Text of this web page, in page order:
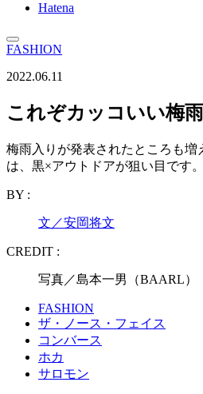
Hatena
FASHION
2022.06.11
これぞカッコいい梅
梅雨入りが発表されたところも
は、黒×アウトドアが狙い目です。
BY :
文／安岡将文
CREDIT :
写真／島本一男（BAARL
FASHION
ザ・ノース・フェイス
コンバース
ホカ
サロモン